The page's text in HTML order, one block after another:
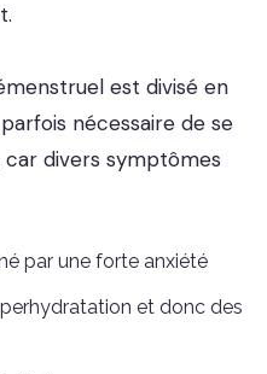
est divisé en
nécessaire de se
car divers symptômes
par une forte anxiété
et donc des